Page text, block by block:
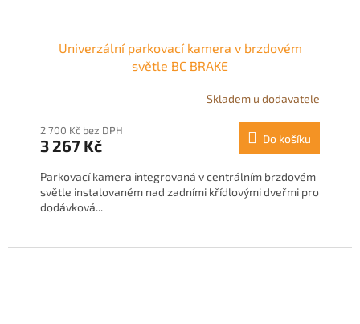
Univerzální parkovací kamera v brzdovém
světle BC BRAKE
Skladem u dodavatele
2 700 Kč bez DPH
3 267 Kč Do košíku
Parkovací kamera integrovaná v centrálním brzdovém
světle instalovaném nad zadními křídlovými dveřmi pro
dodávková...